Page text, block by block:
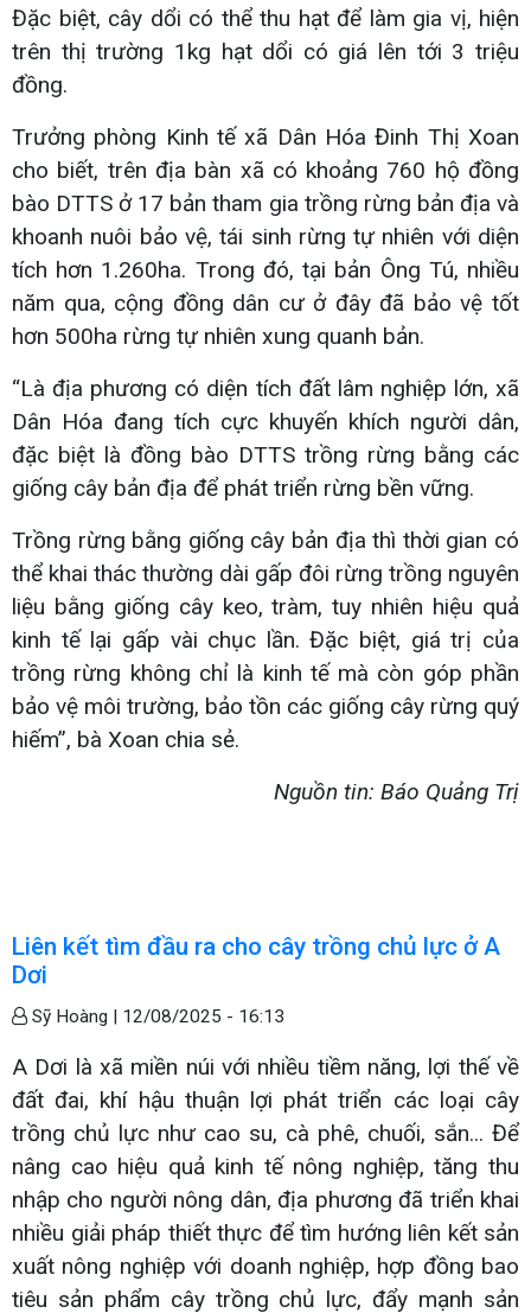
Đặc biệt, cây dổi có thể thu hạt để làm gia vị, hiện
trên thị trường 1kg hạt dổi có giá lên tới 3 triệu
đồng.
Trưởng phòng Kinh tế xã Dân Hóa Đinh Thị Xoan
cho biết, trên địa bàn xã có khoảng 760 hộ đồng
bào DTTS ở 17 bản tham gia trồng rừng bản địa và
khoanh nuôi bảo vệ, tái sinh rừng tự nhiên với diện
tích hơn 1.260ha. Trong đó, tại bản Ông Tú, nhiều
năm qua, cộng đồng dân cư ở đây đã bảo vệ tốt
hơn 500ha rừng tự nhiên xung quanh bản.
“Là địa phương có diện tích đất lâm nghiệp lớn, xã
Dân Hóa đang tích cực khuyến khích người dân,
đặc biệt là đồng bào DTTS trồng rừng bằng các
giống cây bản địa để phát triển rừng bền vững.
Trồng rừng bằng giống cây bản địa thì thời gian có
thể khai thác thường dài gấp đôi rừng trồng nguyên
liệu bằng giống cây keo, tràm, tuy nhiên hiệu quả
kinh tế lại gấp vài chục lần. Đặc biệt, giá trị của
trồng rừng không chỉ là kinh tế mà còn góp phần
bảo vệ môi trường, bảo tồn các giống cây rừng quý
hiếm”, bà Xoan chia sẻ.
Nguồn tin: Báo Quảng Trị
Liên kết tìm đầu ra cho cây trồng chủ lực ở A
Dơi
Sỹ Hoàng | 12/08/2025 - 16:13
A Dơi là xã miền núi với nhiều tiềm năng, lợi thế về
đất đai, khí hậu thuận lợi phát triển các loại cây
trồng chủ lực như cao su, cà phê, chuối, sắn... Để
nâng cao hiệu quả kinh tế nông nghiệp, tăng thu
nhập cho người nông dân, địa phương đã triển khai
nhiều giải pháp thiết thực để tìm hướng liên kết sản
xuất nông nghiệp với doanh nghiệp, hợp đồng bao
tiêu sản phẩm cây trồng chủ lực, đẩy mạnh sản